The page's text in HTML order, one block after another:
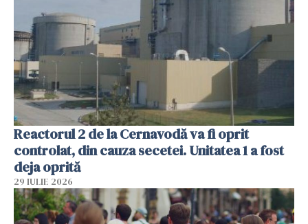
Reactorul 2 de la Cernavodă va fi oprit
controlat, din cauza secetei. Unitatea 1 a fost
deja oprită
29 IULIE 2026